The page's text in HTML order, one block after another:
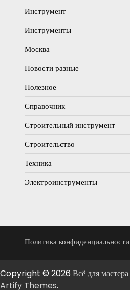
Инструмент
Инструменты
Москва
Новости разные
Полезное
Справочник
Строительный инструмент
Строительство
Техника
Электроинструменты
Политика конфиденциальности
Copyright © 2026 Всё для мастера
Artify Themes.